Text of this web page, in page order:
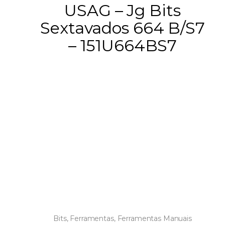
USAG – Jg Bits
Sextavados 664 B/S7
– 151U664BS7
Bits, Ferramentas, Ferramentas Manuais